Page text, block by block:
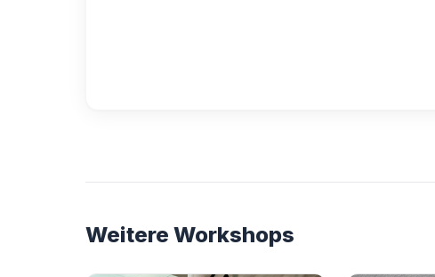
Weitere Workshops